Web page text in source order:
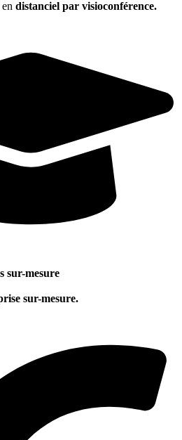
distanciel par visioconférence.
sur-mesure
sur-mesure.